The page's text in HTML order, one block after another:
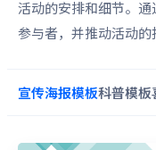
活动的安排和细节。
参与者，并推动活动的
宣传海报模板科普模板